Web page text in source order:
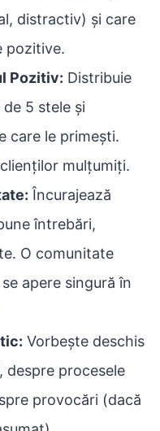
distractiv) și care
pozitive.
Pozitiv: Distribuie
5 stele și
care le primești.
mulțumiți.
Încurajează
întrebări,
O comunitate
apere singură în
Vorbește deschis
despre procesele
provocări (dacă